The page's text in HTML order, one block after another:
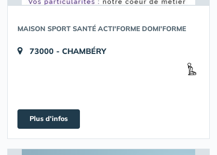
MAISON SPORT SANTÉ ACTI'FORME DOMI'FORME
73000 - CHAMBÉRY
Plus d'infos